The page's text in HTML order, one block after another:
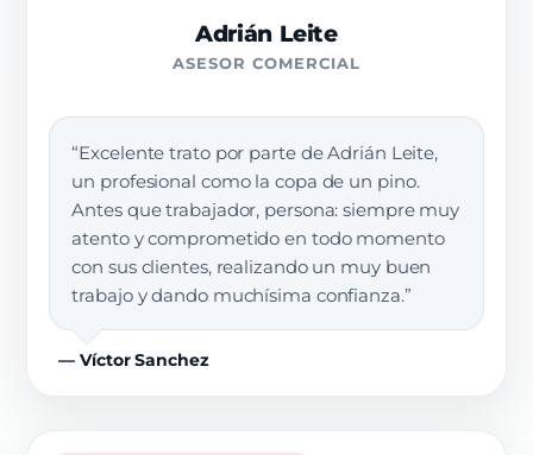
Adrián Leite
ASESOR COMERCIAL
“Excelente trato por parte de Adrián Leite,
un profesional como la copa de un pino.
Antes que trabajador, persona: siempre muy
atento y comprometido en todo momento
con sus clientes, realizando un muy buen
trabajo y dando muchísima confianza.”
— Víctor Sanchez